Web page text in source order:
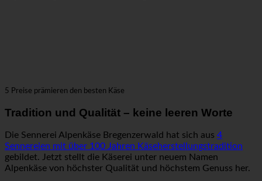
5 Preise prämieren den besten Käse
Tradition und Qualität – keine leeren Worte
Die Sennerei Alpenkäse Bregenzerwald hat sich aus 4
Sennereien mit über 100 Jahren Käseherstellungstradition
gebildet. Jetzt stellt die Käserei unter neuem Namen
Alpenkäse von höchster Qualität und höchstem Genuss her.